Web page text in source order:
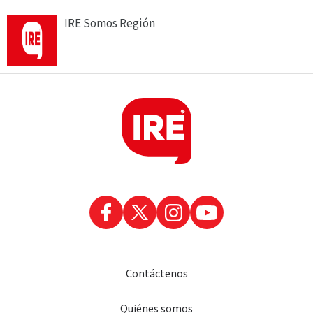
IRE Somos Región
Contáctenos
Quiénes somos